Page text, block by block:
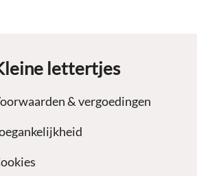
lettertjes
& vergoedingen